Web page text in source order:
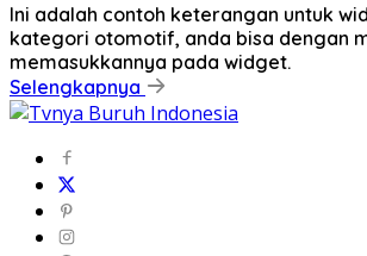
Ini adalah contoh keterangan untuk
kategori otomotif, anda bisa dengan
memasukkannya pada widget.
Selengkapnya